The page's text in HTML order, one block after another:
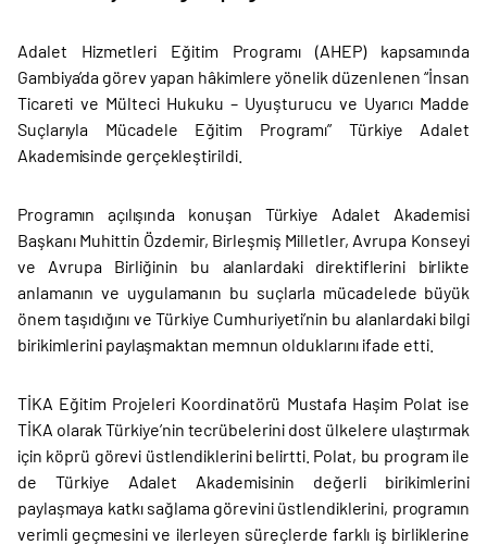
Adalet Hizmetleri Eğitim Programı (AHEP) kapsamında
Gambiya’da görev yapan hâkimlere yönelik düzenlenen “İnsan
Ticareti ve Mülteci Hukuku – Uyuşturucu ve Uyarıcı Madde
Suçlarıyla Mücadele Eğitim Programı” Türkiye Adalet
Akademisinde gerçekleştirildi.
Programın açılışında konuşan Türkiye Adalet Akademisi
Başkanı Muhittin Özdemir, Birleşmiş Milletler, Avrupa Konseyi
ve Avrupa Birliğinin bu alanlardaki direktiflerini birlikte
anlamanın ve uygulamanın bu suçlarla mücadelede büyük
önem taşıdığını ve Türkiye Cumhuriyeti’nin bu alanlardaki bilgi
birikimlerini paylaşmaktan memnun olduklarını ifade etti.
TİKA Eğitim Projeleri Koordinatörü Mustafa Haşim Polat ise
TİKA olarak Türkiye’nin tecrübelerini dost ülkelere ulaştırmak
için köprü görevi üstlendiklerini belirtti. Polat, bu program ile
de Türkiye Adalet Akademisinin değerli birikimlerini
paylaşmaya katkı sağlama görevini üstlendiklerini, programın
verimli geçmesini ve ilerleyen süreçlerde farklı iş birliklerine